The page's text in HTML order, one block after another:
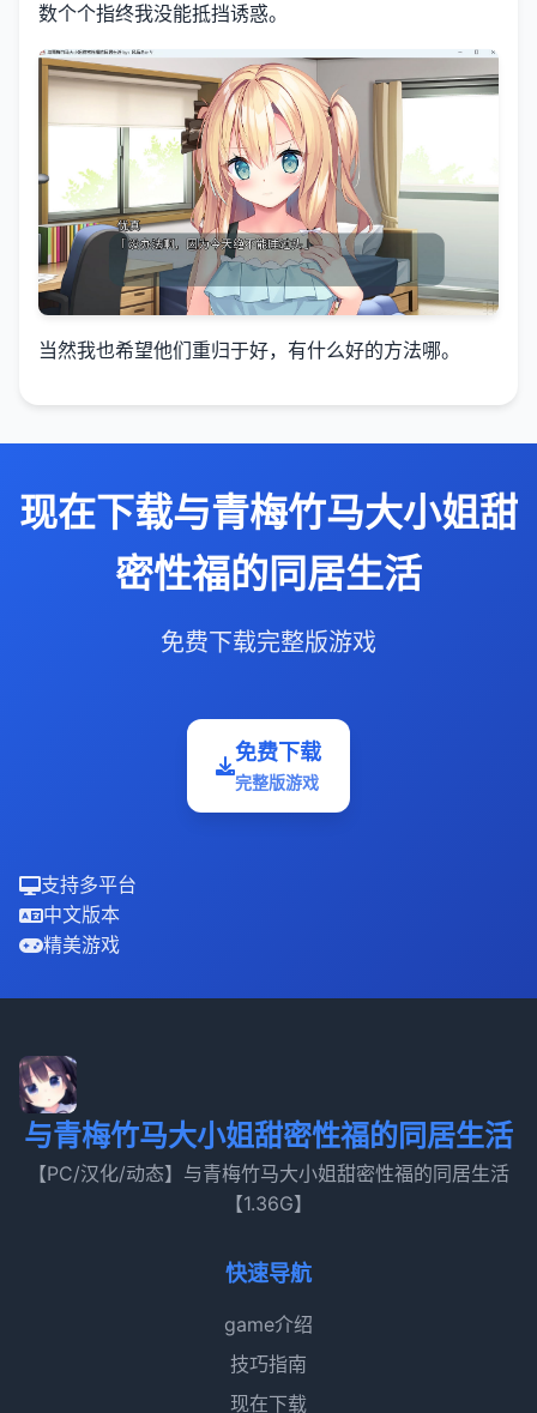
数个个指终我没能抵挡诱惑。
当然我也希望他们重归于好，有什么好的方法哪。
现在下载与青梅竹马大小姐甜
密性福的同居生活
免费下载完整版游戏
免费下载
完整版游戏
支持多平台
中文版本
精美游戏
与青梅竹马大小姐甜密性福的同居生活
【PC/汉化/动态】与青梅竹马大小姐甜密性福的同居生活
【1.36G】
快速导航
game介绍
技巧指南
现在下载